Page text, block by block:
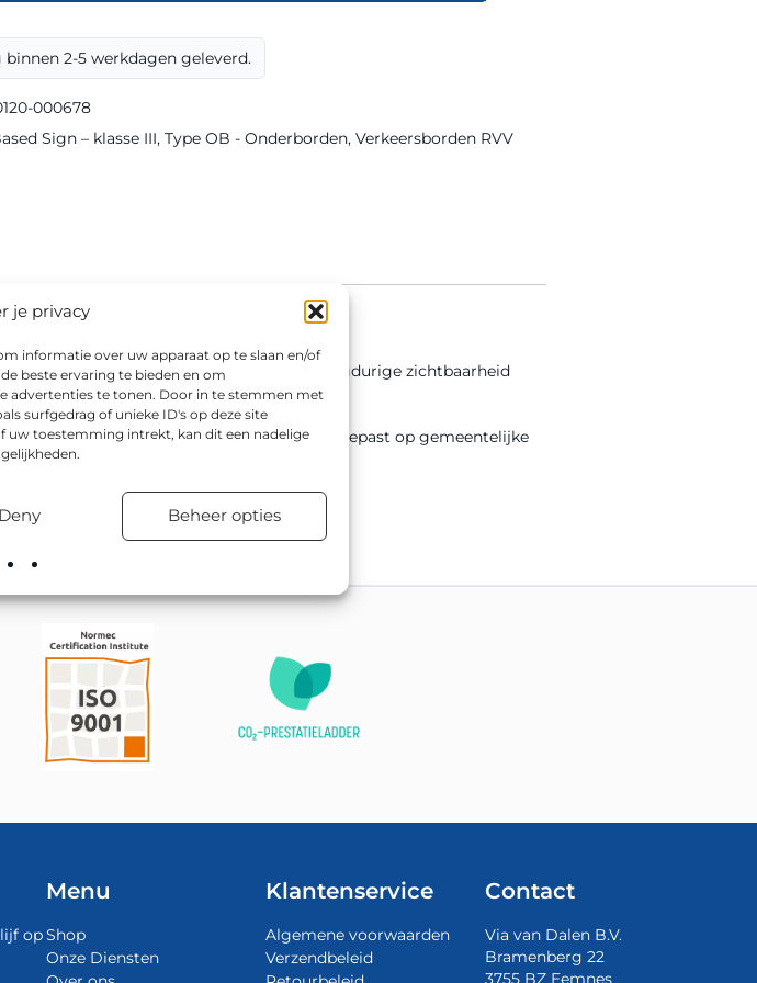
je privacy
informatie over uw apparaat op te slaan en/of
beste ervaring te bieden en om
advertenties te tonen. Door in te stemmen met
surfgedrag of unieke ID's op deze site
uw toestemming intrekt, kan dit een nadelige
Deny Beheer opties
2-5 werkdagen geleverd.
000678
Sign – klasse III, Type OB - Onderborden, Verkeersborden RVV
met klasse III reflectiefolie voor langdurige zichtbaarheid
Dit type bord wordt onder andere toegepast op gemeentelijke
ook de montage en plaatsing.
op
Menu
Shop
Onze Diensten
Klantenservice
Algemene voorwaarden
Verzendbeleid
Contact
Via van Dalen B.V.
Bramenberg 22
3755 BZ Eemnes